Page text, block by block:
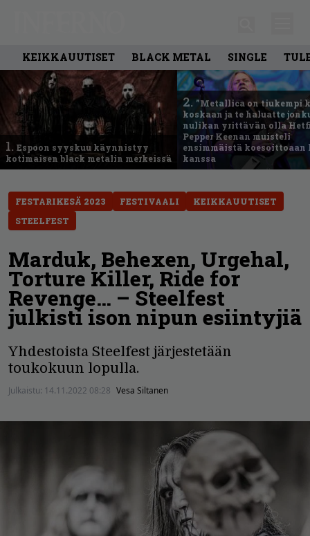
KEIKKAUUTISET BLACK METAL SINGLE
1. Espoon syyskuu käynnistyy
kotimaisen black metalin merkeissä
2. ”Metallica on tiukempi
koskaan ja te haluatte
nulikan yrittävän olla
Pepper Keenan muisteli
ensimmäistä
kanssa
FESTARIKESÄ 2023 FESTIVAALI
KEIKKAUUTISET
STEELFEST
Marduk, Behexen, Urgehal,
Torture Killer, Ride for
Revenge… – Steelfest
julkisti ison nipun esiintyjiä
Yhdestoista Steelfest järjestetään
toukokuun lopulla.
Julkaistu: 14.11.2022 08:28 Vesa Siltanen